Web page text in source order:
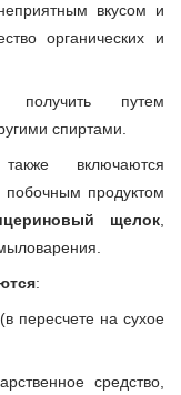
вкусом и
органических и
путем
спиртами.
включаются
побочным продуктом
щелок
:
пересчете на сухое
средство,